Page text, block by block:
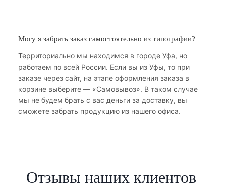
Могу я забрать заказ самостоятельно из типографии?
Территориально мы находимся в городе Уфа, но
работаем по всей России. Если вы из Уфы, то при
заказе через сайт, на этапе оформления заказа в
корзине выберите — «Самовывоз». В таком случае
мы не будем брать с вас деньги за доставку, вы
сможете забрать продукцию из нашего офиса.
Отзывы наших клиентов